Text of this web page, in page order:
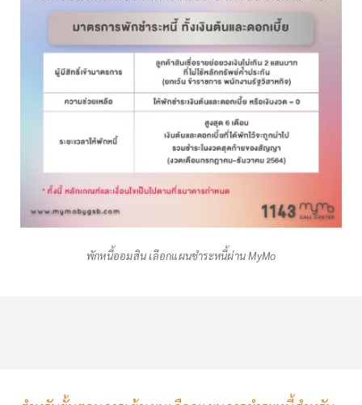
พักหนี้ออมสิน เลือกแผนชำระหนี้ผ่าน MyMo